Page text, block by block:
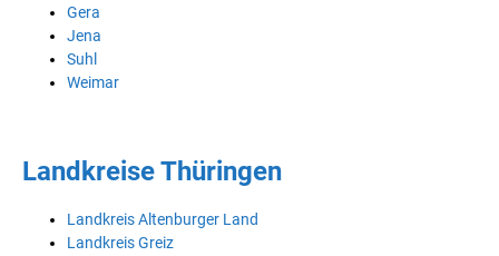
Gera
Jena
Suhl
Weimar
Landkreise Thüringen
Landkreis Altenburger Land
Landkreis Greiz